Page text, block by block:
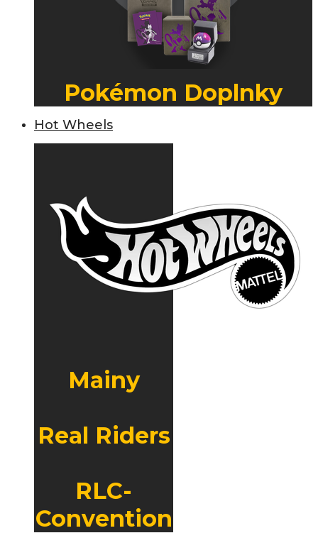
Pokémon Doplnky
Hot Wheels
Mainy
Real Riders
RLC-
Convention